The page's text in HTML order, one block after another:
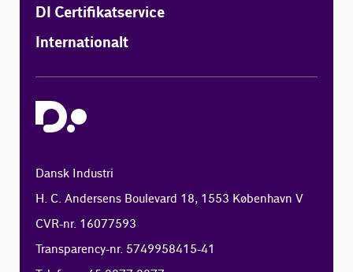
DI Certifikatservice
Internationalt
Dansk Industri
H. C. Andersens Boulevard 18, 1553 København V
CVR-nr. 16077593
Transparency-nr. 5749958415-41